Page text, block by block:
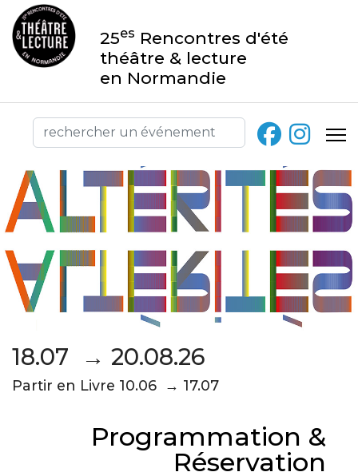
25es Rencontres d'été
théâtre & lecture
en Normandie
18.07 → 20.08.26
Partir en Livre 10.06 → 17.07
Programmation &
Réservation